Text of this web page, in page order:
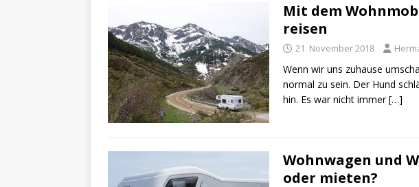
Mit dem
reisen
21. November 2018
Wenn wir uns zuhause
normal zu sein. Der Hund
hin. Es war nicht immer[…]
Wohnwagen und
oder mieten?